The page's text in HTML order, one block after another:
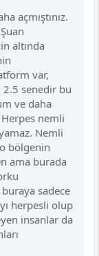
açmıştınız.
altında
var,
senedir bu
ve daha
nemli
Nemli
bölgenin
ama burada
sadece
herpesli olup
insanlar da